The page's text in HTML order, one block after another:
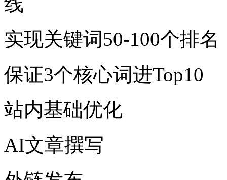
实现关键词50-100个排名
保证3个核心词进Top10
站内基础优化
AI文章撰写